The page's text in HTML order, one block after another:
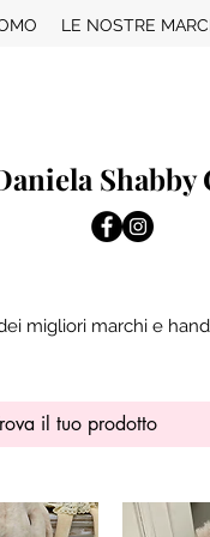
LE NOSTRE
Shabby
migliori marchi e